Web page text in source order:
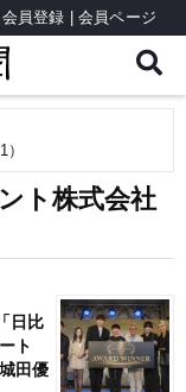
会員登録 会員ページ
ト株式会社
日比
ート
田優